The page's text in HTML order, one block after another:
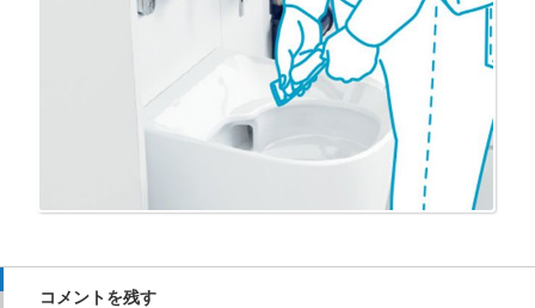
コメントを残す